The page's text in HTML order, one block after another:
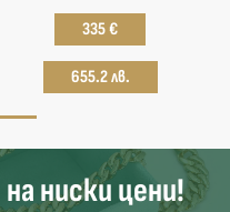
335 €
655.2 лв.
на ниски цени!